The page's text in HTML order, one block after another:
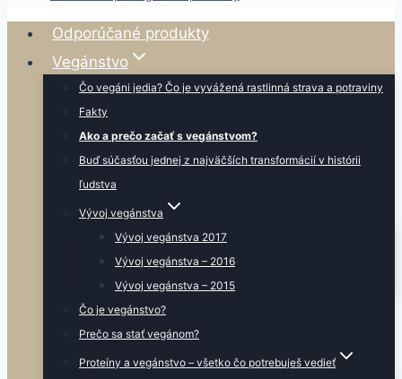
Odporúčané produkty
Vegánstvo
Čo vegáni jedia? Čo je vyvážená rastlinná strava a potraviny
Fakty
Ako a prečo začať s vegánstvom?
Buď súčasťou jednej z najväčších transformácií v histórii
ľudstva
Vývoj vegánstva
Vývoj vegánstva 2017
Vývoj vegánstva – 2016
Vývoj vegánstva – 2015
Čo je vegánstvo?
Prečo sa stať vegánom?
Proteíny a vegánstvo – všetko čo potrebuješ vedieť